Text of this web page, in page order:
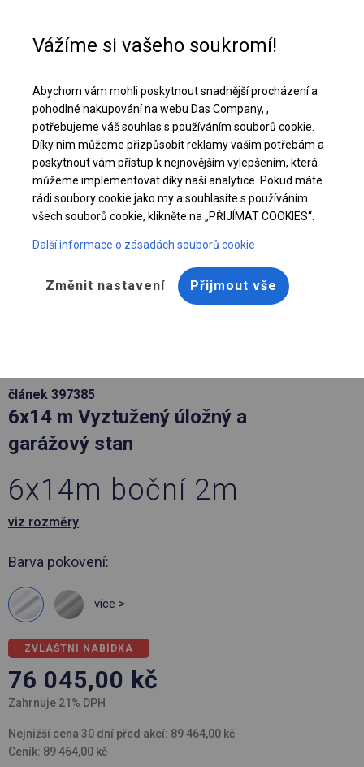
Stáhněte si nabídku PDF
článek 397385
6x14 m Vyztužený úložný a
garážový stan
6x14m boční 2m
viz rozměry
Barva pokovení:
více >
ZVLÁŠTNÍ NABÍDKA
76 045,00 kč
Zahrnuje 21% DPH
Nejnižší cena 30 dní před akcí: 89 464,00 kč
Ceník: 89 464,00 kč
Vážíme si vašeho soukromí!
Abychom vám mohli poskytnout snadnější procházení a
pohodlné nakupování na webu Das Company, ,
potřebujeme váš souhlas s používáním souborů cookie.
Díky nim můžeme přizpůsobit reklamy vašim potřebám a
poskytnout vám přístup k nejnovějším vylepšením, která
můžeme implementovat díky naší analytice. Pokud máte
rádi soubory cookie jako my a souhlasíte s používáním
všech souborů cookie, klikněte na „PŘIJÍMAT COOKIES“.
Další informace o zásadách souborů cookie
Změnit nastavení Přijmout vše